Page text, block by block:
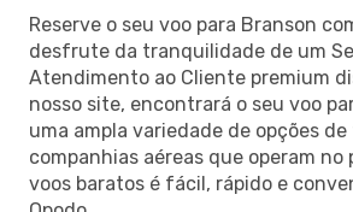
Reserve o seu voo para Branson
desfrute da tranquilidade de um
Atendimento ao Cliente premium
nosso site, encontrará o seu voo
uma ampla variedade de opções
companhias aéreas que operam no
voos baratos é fácil, rápido e